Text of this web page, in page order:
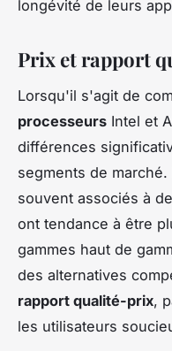
longévité de leurs
Prix et rapport
Lorsqu'il s'agit de
processeurs Intel et
différences
segments de
souvent associés à
ont tendance à être
gammes haut de
des alternatives
rapport qualité-prix,
les utilisateurs